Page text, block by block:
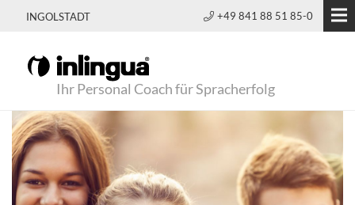
INGOLSTADT +49 841 88 51 85-0
Ihr Personal Coach für Spracherfolg